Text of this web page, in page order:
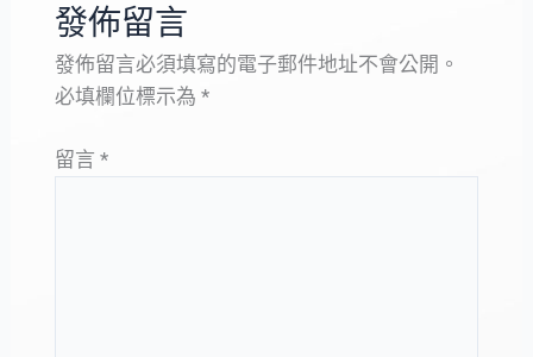
發佈留言
發佈留言必須填寫的電子郵件地址不會公開。
必填欄位標示為 *
留言 *